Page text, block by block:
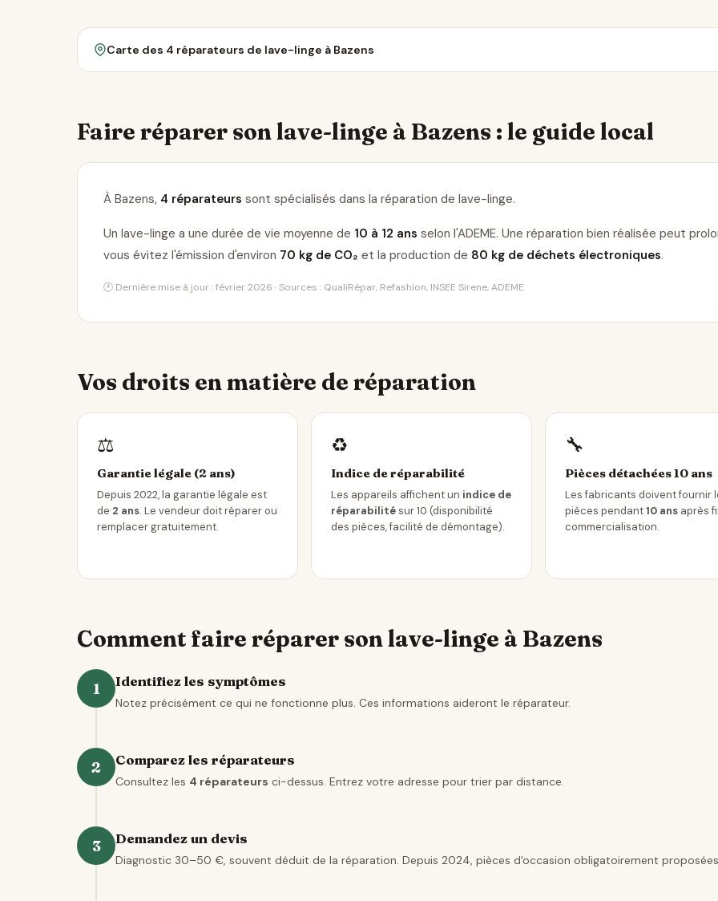
Carte des 4 réparateurs de lave-linge à Bazens
Faire réparer son lave-linge à Bazens : le guide local
À Bazens, 4 réparateurs sont spécialisés dans la réparation de lave-linge.
Un lave-linge a une durée de vie moyenne de 10 à 12 ans selon l'ADEME. Une réparation bien réalisée peut
vous évitez l'émission d'environ 70 kg de CO₂ et la production de 80 kg de déchets électroniques.
🕐 Dernière mise à jour : février 2026 · Sources : QualiRépar, Refashion, INSEE Sirene, ADEME
Vos droits en matière de réparation
⚖️
Garantie légale (2 ans)
Depuis 2022, la garantie légale est
de 2 ans. Le vendeur doit réparer ou
remplacer gratuitement.
♻️
Indice de réparabilité
Les appareils affichent un indice de
réparabilitésur 10 (disponibilité
des pièces, facilité de démontage).
🔧
Pièces détachées 10 ans
Les fabricants doivent fournir
pièces pendant10 ans après
commercialisation.
Comment faire réparer son lave-linge à Bazens
1 Identifiez les symptômes
Notez précisément ce qui ne fonctionne plus. Ces informations aideront le réparateur.
2 Comparez les réparateurs
Consultez les 4 réparateurs ci-dessus. Entrez votre adresse pour trier par distance.
3 Demandez un devis
Diagnostic 30–50 €, souvent déduit de la réparation. Depuis 2024, pièces d'occasion obligatoirement